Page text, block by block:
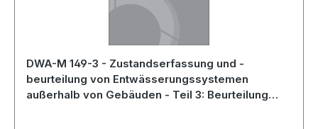
DWA-M 149-3 - Zustandserfassung und -
beurteilung von Entwässerungssystemen
außerhalb von Gebäuden - Teil 3: Beurteilung